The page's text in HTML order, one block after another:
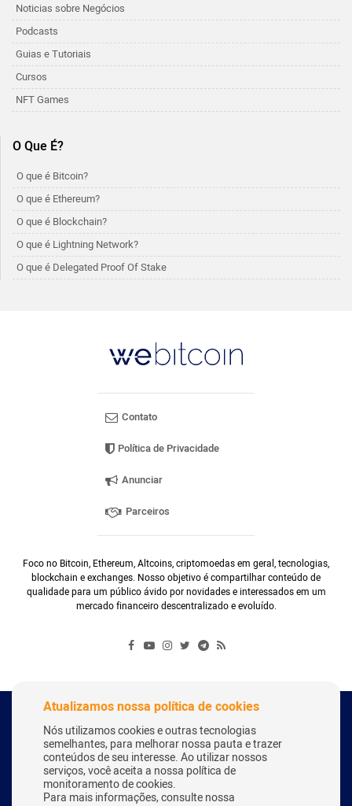
Noticias sobre Negócios
Podcasts
Guias e Tutoriais
Cursos
NFT Games
O Que É?
O que é Bitcoin?
O que é Ethereum?
O que é Blockchain?
O que é Lightning Network?
O que é Delegated Proof Of Stake
Contato
Política de Privacidade
Anunciar
Parceiros
Foco no Bitcoin, Ethereum, Altcoins, criptomoedas em geral, tecnologias,
blockchain e exchanges. Nosso objetivo é compartilhar conteúdo de
qualidade para um público ávido por novidades e interessados em um
mercado financeiro descentralizado e evoluído.
Copyright Webitcoin 2018 - Todos os Direitos Reservados
Desenvolvido por: Herick Correa
Atualizamos nossa política de cookies
Nós utilizamos cookies e outras tecnologias
semelhantes, para melhorar nossa pauta e trazer
conteúdos de seu interesse. Ao utilizar nossos
serviços, você aceita a nossa política de
monitoramento de cookies.
Para mais informações, consulte nossa